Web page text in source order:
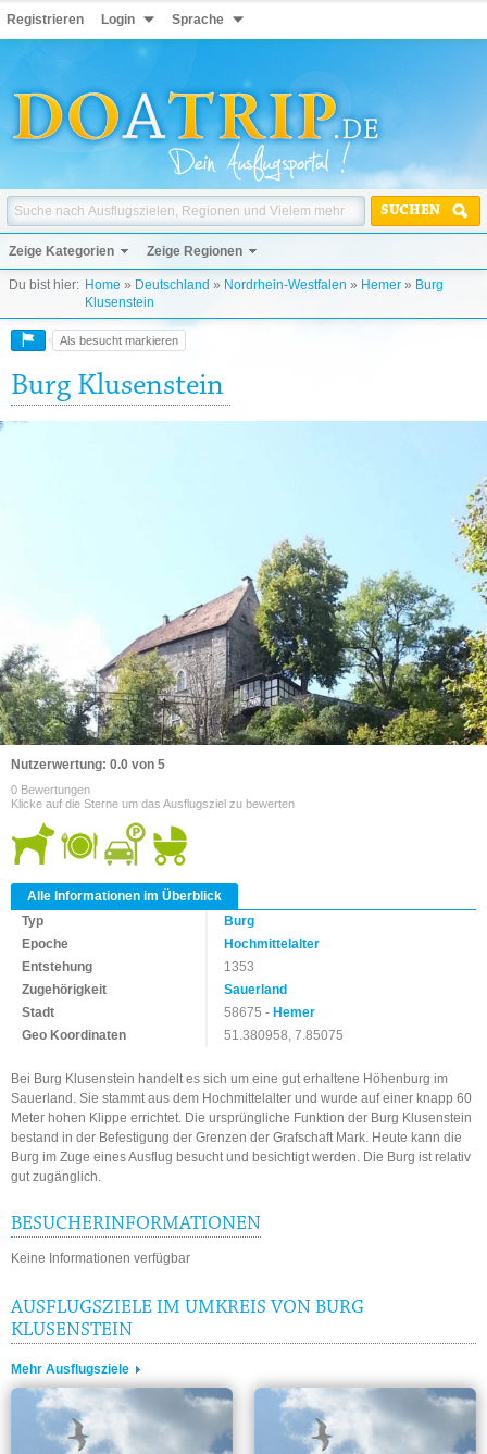
Registrieren Login Sprache
SUCHEN
Zeige Kategorien Zeige Regionen
Du bist hier: Home » Deutschland » Nordrhein-Westfalen » Hemer » Burg
Klusenstein
Als besucht markieren
Burg Klusenstein
Nutzerwertung: 0.0 von 5
0 Bewertungen
Klicke auf die Sterne um das Ausflugsziel zu bewerten
Alle Informationen im Überblick
Typ
Burg
Epoche
Hochmittelalter
Entstehung
1353
Zugehörigkeit
Sauerland
Stadt
58675 -Hemer
Geo Koordinaten
51.380958, 7.85075
Bei Burg Klusenstein handelt es sich um eine gut erhaltene Höhenburg im
Sauerland. Sie stammt aus dem Hochmittelalter und wurde auf einer knapp 60
Meter hohen Klippe errichtet. Die ursprüngliche Funktion der Burg Klusenstein
bestand in der Befestigung der Grenzen der Grafschaft Mark. Heute kann die
Burg im Zuge eines Ausflug besucht und besichtigt werden. Die Burg ist relativ
gut zugänglich.
BESUCHERINFORMATIONEN
Keine Informationen verfügbar
AUSFLUGSZIELE IM UMKREIS VON BURG
KLUSENSTEIN
Mehr Ausflugsziele